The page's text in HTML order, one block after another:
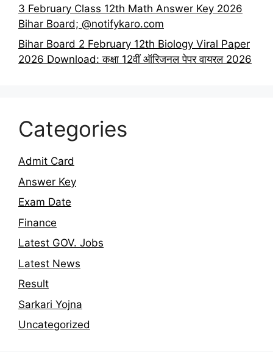
3 February Class 12th Math Answer Key 2026
Bihar Board; @notifykaro.com
Bihar Board 2 February 12th Biology Viral Paper
2026 Download: कक्षा 12वीं ऑरिजनल पेपर वायरल 2026
Categories
Admit Card
Answer Key
Exam Date
Finance
Latest GOV. Jobs
Latest News
Result
Sarkari Yojna
Uncategorized